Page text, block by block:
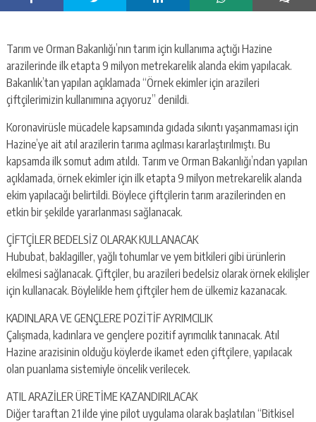
Tarım ve Orman Bakanlığı’nın tarım için kullanıma açtığı Hazine
arazilerinde ilk etapta 9 milyon metrekarelik alanda ekim yapılacak.
Bakanlık’tan yapılan açıklamada “Örnek ekimler için arazileri
çiftçilerimizin kullanımına açıyoruz” denildi.
Koronavirüsle mücadele kapsamında gıdada sıkıntı yaşanmaması için
Hazine’ye ait atıl arazilerin tarıma açılması kararlaştırılmıştı. Bu
kapsamda ilk somut adım atıldı. Tarım ve Orman Bakanlığı’ndan yapılan
açıklamada, örnek ekimler için ilk etapta 9 milyon metrekarelik alanda
ekim yapılacağı belirtildi. Böylece çiftçilerin tarım arazilerinden en
etkin bir şekilde yararlanması sağlanacak.
ÇİFTÇİLER BEDELSİZ OLARAK KULLANACAK
Hububat, baklagiller, yağlı tohumlar ve yem bitkileri gibi ürünlerin
ekilmesi sağlanacak. Çiftçiler, bu arazileri bedelsiz olarak örnek ekilişler
için kullanacak. Böylelikle hem çiftçiler hem de ülkemiz kazanacak.
KADINLARA VE GENÇLERE POZİTİF AYRIMCILIK
Çalışmada, kadınlara ve gençlere pozitif ayrımcılık tanınacak. Atıl
Hazine arazisinin olduğu köylerde ikamet eden çiftçilere, yapılacak
olan puanlama sistemiyle öncelik verilecek.
ATIL ARAZİLER ÜRETİME KAZANDIRILACAK
Diğer taraftan 21 ilde yine pilot uygulama olarak başlatılan “Bitkisel